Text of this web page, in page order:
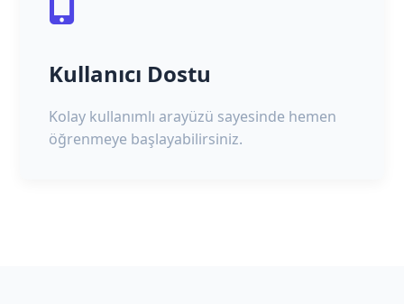
Kullanıcı Dostu
Kolay kullanımlı arayüzü sayesinde hemen
öğrenmeye başlayabilirsiniz.